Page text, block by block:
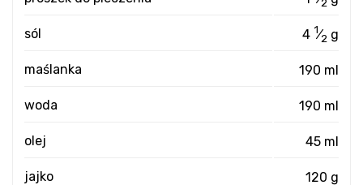
sól 4 1⁄2 g
maślanka 190 ml
woda 190 ml
olej 45 ml
jajko 120 g